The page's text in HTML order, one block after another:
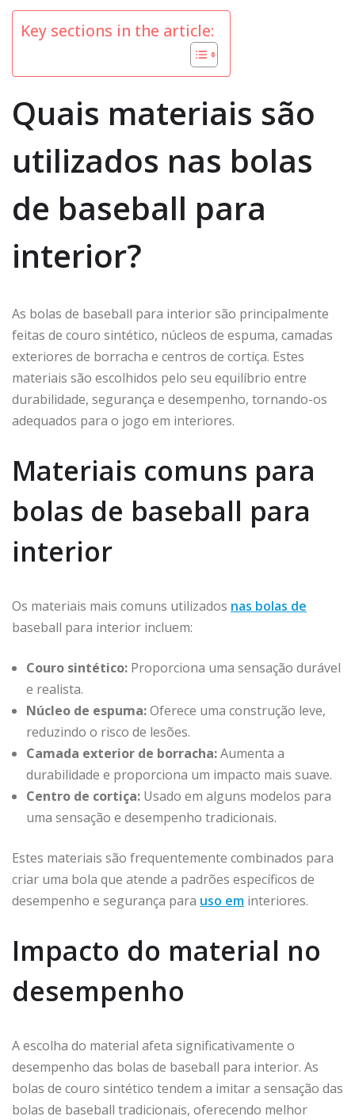
Key sections in the article:
Quais materiais são
utilizados nas bolas
de baseball para
interior?
As bolas de baseball para interior são principalmente
feitas de couro sintético, núcleos de espuma, camadas
exteriores de borracha e centros de cortiça. Estes
materiais são escolhidos pelo seu equilíbrio entre
durabilidade, segurança e desempenho, tornando-os
adequados para o jogo em interiores.
Materiais comuns para
bolas de baseball para
interior
Os materiais mais comuns utilizados nas bolas de
baseball para interior incluem:
Couro sintético: Proporciona uma sensação durável
e realista.
Núcleo de espuma:Oferece uma construção leve,
reduzindo o risco de lesões.
Camada exterior de borracha:Aumenta a
durabilidade e proporciona um impacto mais suave.
Centro de cortiça: Usado em alguns modelos para
uma sensação e desempenho tradicionais.
Estes materiais são frequentemente combinados para
criar uma bola que atende a padrões específicos de
desempenho e segurança para uso em interiores.
Impacto do material no
desempenho
A escolha do material afeta significativamente o
desempenho das bolas de baseball para interior. As
bolas de couro sintético tendem a imitar a sensação das
bolas de baseball tradicionais, oferecendo melhor